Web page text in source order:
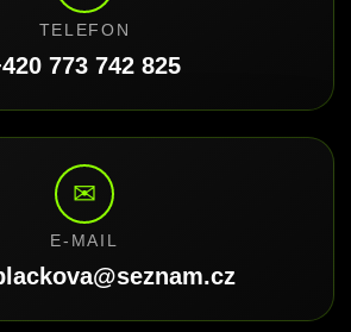
TELEFON
773 742 825
✉
E-MAIL